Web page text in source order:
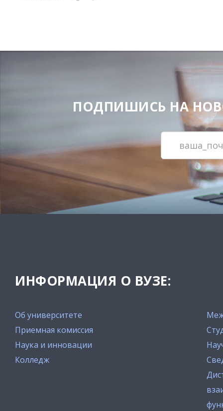
ПОДПИШИСЬ НА
ИНФОРМАЦИЯ О ВУЗЕ:
Об университете
Приемная комиссия
Наука и инновации
Колледж